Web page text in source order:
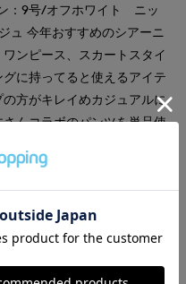
：9号/オフホワイト ニッ
ュ 今年おすすめのシアーニ
ンピース、スカートスタイ
に持ってると使えるアイテ
方がキレイめカジュアルに
んコラボのパンツを単品使
ットアップで着用してるバ
頂けたら嬉しいです。
スカジュアル
ア #コットン
チュラル